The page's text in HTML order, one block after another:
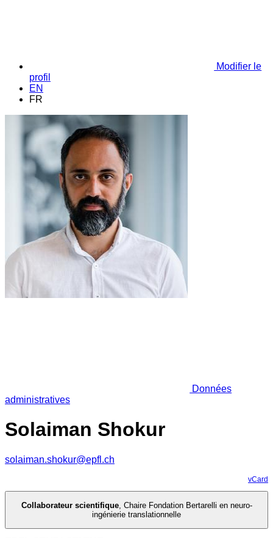
Modifier le
profil
EN
FR
Données
administratives
Solaiman Shokur
solaiman.shokur@epfl.ch
vCard
Collaborateur scientifique, Chaire Fondation Bertarelli en neuro-
ingénierie translationnelle